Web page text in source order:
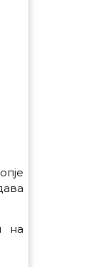
на